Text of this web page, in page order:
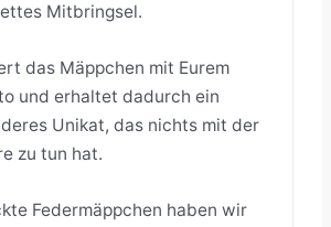
Mitbringsel.
das Mäppchen mit Eurem
und erhaltet dadurch ein
Unikat, das nichts mit der
zu tun hat.
Federmäppchen haben wir